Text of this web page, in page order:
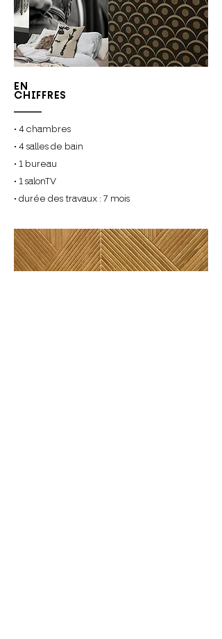
EN
CHIFFRES
• 4 chambres
• 4 salles de bain
• 1 bureau
• 1 salonTV
• durée des travaux : 7 mois